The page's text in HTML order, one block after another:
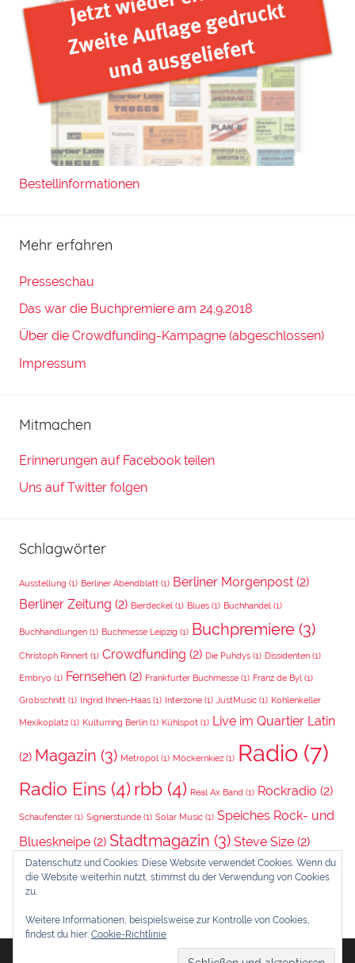
Bestellinformationen
Mehr erfahren
Presseschau
Das war die Buchpremiere am 24.9.2018
Über die Crowdfunding-Kampagne (abgeschlossen)
Impressum
Mitmachen
Erinnerungen auf Facebook teilen
Uns auf Twitter folgen
Schlagwörter
Ausstellung (1) Berliner Abendblatt (1) Berliner Morgenpost (2)
Berliner Zeitung (2) Bierdeckel (1) Blues (1) Buchhandel (1)
Buchhandlungen (1) Buchmesse Leipzig (1) Buchpremiere (3)
Christoph Rinnert (1) Crowdfunding (2) Die Puhdys (1) Dissidenten (1)
Embryo (1) Fernsehen (2) Frankfurter Buchmesse (1) Franz de Byl (1)
Grobschnitt (1) Ingrid Ihnen-Haas (1) Interzone (1) JustMusic (1) Kohlenkeller
Mexikoplatz (1) Kulturring Berlin (1) Kühlspot (1) Live im Quartier Latin
(2) Magazin (3) Metropol (1) Möckernkiez (1) Radio (7)
Radio Eins (4)rbb (4) Real Ax Band (1) Rockradio (2)
Schaufenster (1) Signierstunde (1) Solar Music (1) Speiches Rock- und
Blueskneipe (2) Stadtmagazin (3) Steve Size (2)
Trotter(2) Video-Podcast Wintergarten(3)
Zeitung
Datenschutz und Cookies: Diese Website verwendet Cookies. Wenn du
die Website weiterhin nutzt, stimmst du der Verwendung von Cookies
zu.
Weitere Informationen, beispielsweise zur Kontrolle von Cookies,
findest du hier: Cookie-Richtlinie